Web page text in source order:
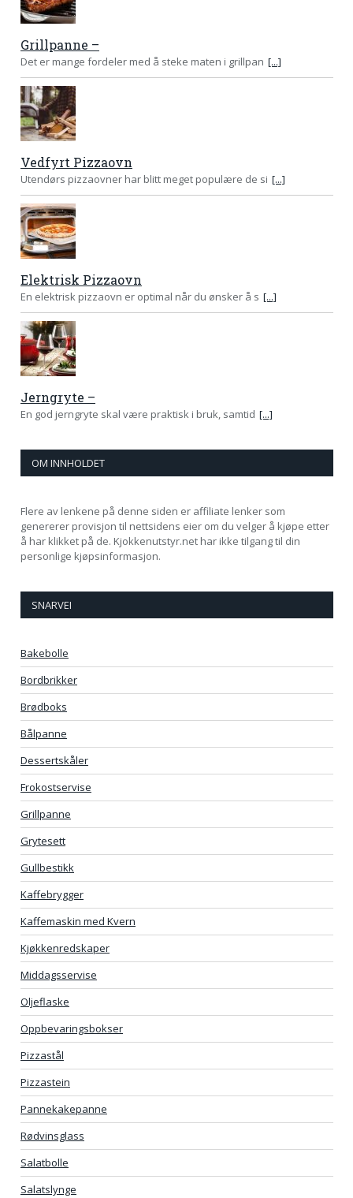
Grillpanne –
Det er mange fordeler med å steke maten i grillpan [...]
Vedfyrt Pizzaovn
Utendørs pizzaovner har blitt meget populære de si [...]
Elektrisk Pizzaovn
En elektrisk pizzaovn er optimal når du ønsker å s [...]
Jerngryte –
En god jerngryte skal være praktisk i bruk, samtid [...]
OM INNHOLDET
Flere av lenkene på denne siden er affiliate lenker som
genererer provisjon til nettsidens eier om du velger å kjøpe etter
å har klikket på de. Kjokkenutstyr.net har ikke tilgang til din
personlige kjøpsinformasjon.
SNARVEI
Bakebolle
Bordbrikker
Brødboks
Bålpanne
Dessertskåler
Frokostservise
Grillpanne
Grytesett
Gullbestikk
Kaffebrygger
Kaffemaskin med Kvern
Kjøkkenredskaper
Middagsservise
Oljeflaske
Oppbevaringsbokser
Pizzastål
Pizzastein
Pannekakepanne
Rødvinsglass
Salatbolle
Salatslynge